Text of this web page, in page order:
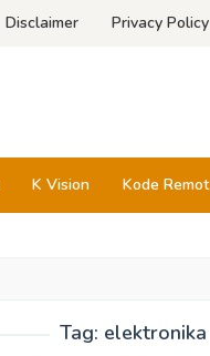
Disclaimer Privacy Policy
K Vision Kode Remot
Tag: elektronika